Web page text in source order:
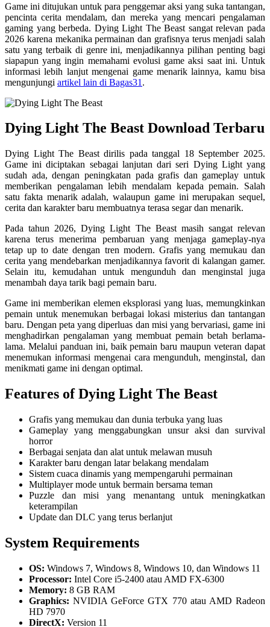
Game ini ditujukan untuk para penggemar aksi yang suka tantangan,
pencinta cerita mendalam, dan mereka yang mencari pengalaman
gaming yang berbeda. Dying Light The Beast sangat relevan pada
2026 karena mekanika permainan dan grafisnya terus menjadi salah
satu yang terbaik di genre ini, menjadikannya pilihan penting bagi
siapapun yang ingin memahami evolusi game aksi saat ini. Untuk
informasi lebih lanjut mengenai game menarik lainnya, kamu bisa
mengunjungi artikel lain di Bagas31 .
Dying Light The Beast Download Terbaru
Dying Light The Beast dirilis pada tanggal 18 September 2025.
Game ini diciptakan sebagai lanjutan dari seri Dying Light yang
sudah ada, dengan peningkatan pada grafis dan gameplay untuk
memberikan pengalaman lebih mendalam kepada pemain. Salah
satu fakta menarik adalah, walaupun game ini merupakan sequel,
cerita dan karakter baru membuatnya terasa segar dan menarik.
Pada tahun 2026, Dying Light The Beast masih sangat relevan
karena terus menerima pembaruan yang menjaga gameplay-nya
tetap up to date dengan tren modern. Grafis yang memukau dan
cerita yang mendebarkan menjadikannya favorit di kalangan gamer.
Selain itu, kemudahan untuk mengunduh dan menginstal juga
menambah daya tarik bagi pemain baru.
Game ini memberikan elemen eksplorasi yang luas, memungkinkan
pemain untuk menemukan berbagai lokasi misterius dan tantangan
baru. Dengan peta yang diperluas dan misi yang bervariasi, game ini
menghadirkan pengalaman yang membuat pemain betah berlama-
lama. Melalui panduan ini, baik pemain baru maupun veteran dapat
menemukan informasi mengenai cara mengunduh, menginstal, dan
menikmati game ini dengan optimal.
Features of Dying Light The Beast
Grafis yang memukau dan dunia terbuka yang luas
Gameplay yang menggabungkan unsur aksi dan survival
horror
Berbagai senjata dan alat untuk melawan musuh
Karakter baru dengan latar belakang mendalam
Sistem cuaca dinamis yang mempengaruhi permainan
Multiplayer mode untuk bermain bersama teman
Puzzle dan misi yang menantang untuk meningkatkan
keterampilan
Update dan DLC yang terus berlanjut
System Requirements
OS: Windows 7, Windows 8, Windows 10, dan Windows 11
Processor: Intel Core i5-2400 atau AMD FX-6300
Memory: 8 GB RAM
Graphics: NVIDIA GeForce GTX 770 atau AMD Radeon
HD 7970
DirectX: Version 11